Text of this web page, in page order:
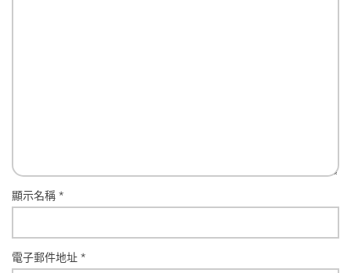
顯示名稱*
電子郵件地址*